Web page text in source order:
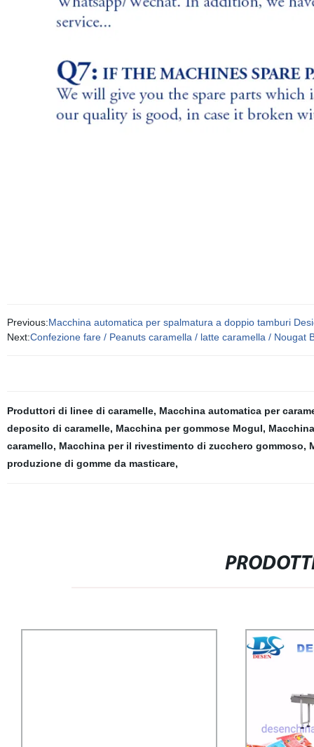
Previous:Macchina automatica per spalmatura a doppio tamburi
Next:Confezione fare / Peanuts caramella / latte caramella /
Produttori di linee di caramelle, Macchina automatica per
deposito di caramelle, Macchina per gommose Mogul,
caramello, Macchina per il rivestimento di zucchero gommoso,
produzione di gomme da masticare,